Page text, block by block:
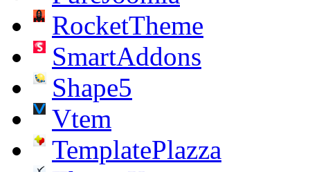
RocketTheme
SmartAddons
Shape5
Vtem
TemplatePlazza